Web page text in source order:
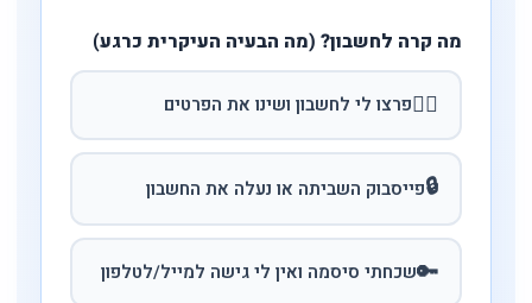
מה קרה לחשבון? (מה הבעיה העיקרית כרגע)
🏴‍☠️פרצו לי לחשבון ושינו את הפרטים
🔒פייסבוק השביתה או נעלה את החשבון
🔑שכחתי סיסמה ואין לי גישה למייל/לטלפון